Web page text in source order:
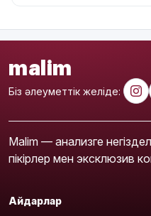
malim
Біз әлеуметтік желіде:
Malim — анализге
пікірлер мен эксклюзив
Айдарлар